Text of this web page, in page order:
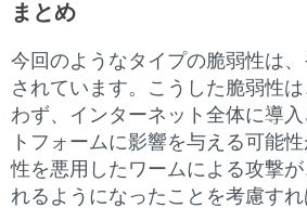
まとめ
今回のようなタイプの脆弱性は
されています。こうした脆弱性
わず、インターネット全体に導
トフォームに影響を与える可能
性を悪用したワームによる攻撃
れるようになったことを考慮す